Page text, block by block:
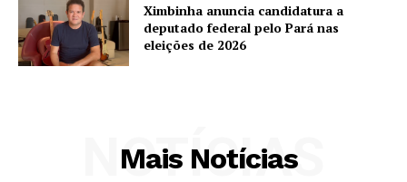
Ximbinha anuncia candidatura a
deputado federal pelo Pará nas
eleições de 2026
Mais Notícias
NOTÍCIAS